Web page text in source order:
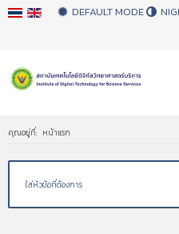
DEFAULT MODE
คุณอยู่ที่: หน้าแรก